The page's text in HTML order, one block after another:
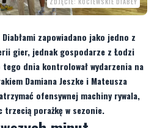
gier, jednak gospodarze z Łodzi
Damiana Jeszke i Mateusza
ofensywnej machiny rywala,
porażkę w sezonie.
minut
przewidywaniami kibiców ŁKS-u.